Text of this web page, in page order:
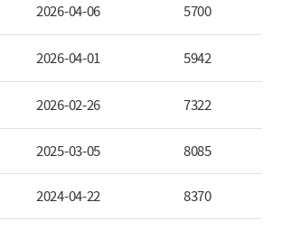
2026-04-06 5700
2026-04-01 5942
2026-02-26 7322
2025-03-05 8085
2024-04-22 8370